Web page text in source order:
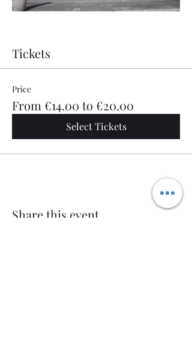
Tickets
Price
From €14.00 to €20.00
Select Tickets
Share this event